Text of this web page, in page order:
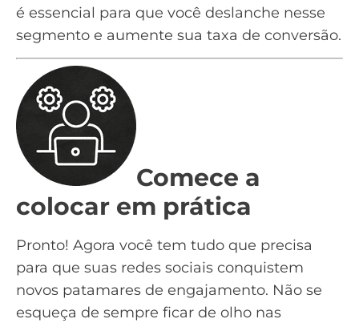
é essencial para que você deslanche nesse
segmento e aumente sua taxa de conversão.
Comece a
colocar em prática
Pronto! Agora você tem tudo que precisa
para que suas redes sociais conquistem
novos patamares de engajamento. Não se
esqueça de sempre ficar de olho nas